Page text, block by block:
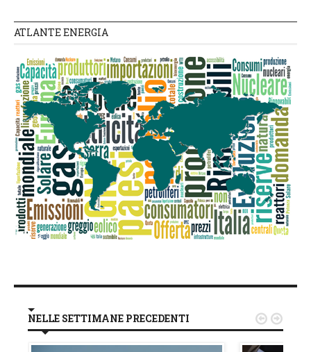
ATLANTE ENERGIA
NELLE SETTIMANE PRECEDENTI  